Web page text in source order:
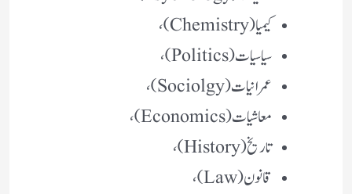
کیمیا (Chemistry)،
سیاسیات (Politics)،
عمرانیات (Sociolgy)،
معاشیات (Economics)،
تاریخ (History)،
قانون (Law)،